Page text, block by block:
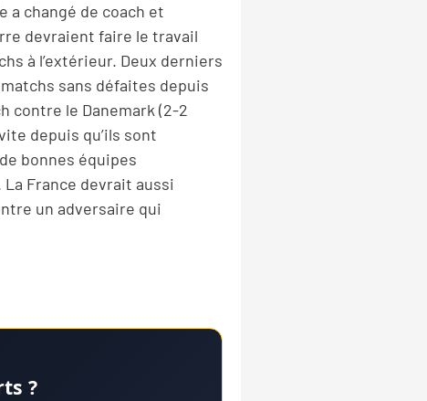
a changé de coach et
devraient faire le travail
à l’extérieur. Deux derniers
sans défaites depuis
contre le Danemark (2-2
depuis qu’ils sont
bonnes équipes
France devrait aussi
un adversaire qui
?